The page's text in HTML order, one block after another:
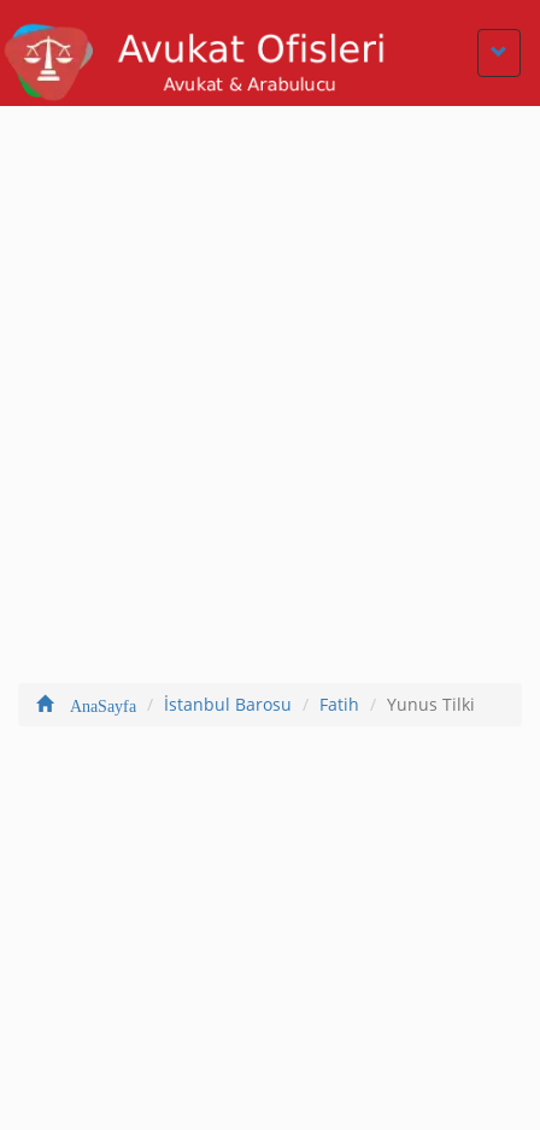
AnaSayfa İstanbul Barosu Fatih Yunus Tilki